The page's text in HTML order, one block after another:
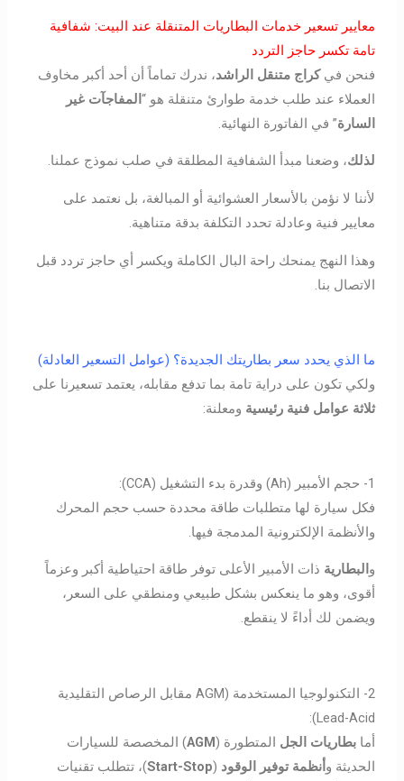
معايير تسعير خدمات البطاريات المتنقلة عند البيت: شفافية
تامة تكسر حاجز التردد
فنحن فيكراج متنقل الراشد، ندرك تماماً أن أحد أكبر مخاوف
العملاء عند طلب خدمة طوارئ متنقلة هو “ المفاجآت غير
السارة” في الفاتورة النهائية.
لذلك، وضعنا مبدأ الشفافية المطلقة في صلب نموذج عملنا.
لأننا لا نؤمن بالأسعار العشوائية أو المبالغة، بل نعتمد على
معايير فنية وعادلة تحدد التكلفة بدقة متناهية.
وهذا النهج يمنحك راحة البال الكاملة ويكسر أي حاجز تردد قبل
الاتصال بنا.
ما الذي يحدد سعر بطاريتك الجديدة؟ (عوامل التسعير العادلة)
ولكي تكون على دراية تامة بما تدفع مقابله، يعتمد تسعيرنا على
ثلاثة عوامل فنية رئيسية ومعلنة:
1- حجم الأمبير (Ah) وقدرة بدء التشغيل (CCA):
فكل سيارة لها متطلبات طاقة محددة حسب حجم المحرك
والأنظمة الإلكترونية المدمجة فيها.
و البطارية ذات الأمبير الأعلى توفر طاقة احتياطية أكبر وعزماً
أقوى، وهو ما ينعكس بشكل طبيعي ومنطقي على السعر،
ويضمن لك أداءً لا ينقطع.
2- التكنولوجيا المستخدمة (AGM مقابل الرصاص التقليدية
Lead-Acid):
أما بطاريات الجل المتطورة (AGM) المخصصة للسيارات
الحديثة و أنظمة توفير الوقود (
Start-Stop)، تتطلب تقنيات